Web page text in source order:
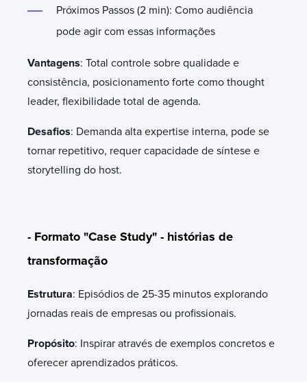
Próximos Passos (2 min): Como audiência
pode agir com essas informações
Vantagens: Total controle sobre qualidade e
consistência, posicionamento forte como thought
leader, flexibilidade total de agenda.
Desafios: Demanda alta expertise interna, pode se
tornar repetitivo, requer capacidade de síntese e
storytelling do host.
- Formato "Case Study" - histórias de
transformação
Estrutura: Episódios de 25-35 minutos explorando
jornadas reais de empresas ou profissionais.
Propósito: Inspirar através de exemplos concretos e
oferecer aprendizados práticos.